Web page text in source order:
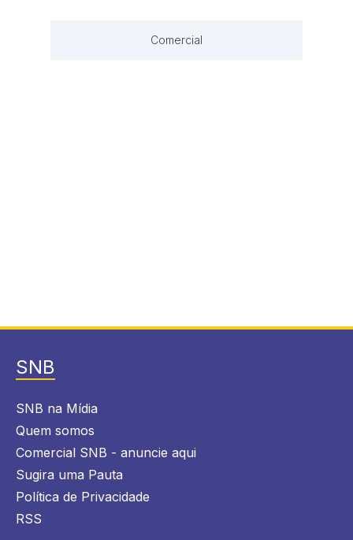
Comercial
SNB
SNB na Mídia
Quem somos
Comercial SNB - anuncie aqui
Sugira uma Pauta
Política de Privacidade
RSS